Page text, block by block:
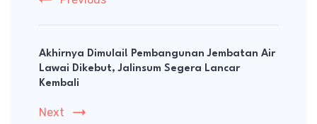
Akhirnya Dimulai! Pembangunan Jembatan Air
Lawai Dikebut, Jalinsum Segera Lancar
Kembali
Next